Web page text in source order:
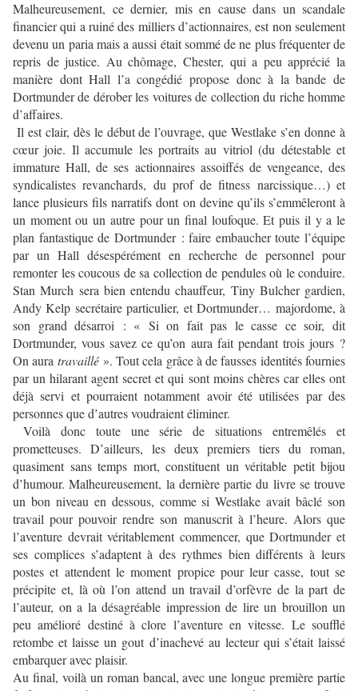
Malheureusement, ce dernier, mis en cause dans un scandale
financier qui a ruiné des milliers d’actionnaires, est non seulement
devenu un paria mais a aussi était sommé de ne plus fréquenter de
repris de justice. Au chômage, Chester, qui a peu apprécié la
manière dont Hall l’a congédié propose donc à la bande de
Dortmunder de dérober les voitures de collection du riche homme
d’affaires.
Il est clair, dès le début de l’ouvrage, que Westlake s’en donne à
cœur joie. Il accumule les portraits au vitriol (du détestable et
immature Hall, de ses actionnaires assoiffés de vengeance, des
syndicalistes revanchards, du prof de fitness narcissique…) et
lance plusieurs fils narratifs dont on devine qu’ils s’emmêleront à
un moment ou un autre pour un final loufoque. Et puis il y a le
plan fantastique de Dortmunder : faire embaucher toute l’équipe
par un Hall désespérément en recherche de personnel pour
remonter les coucous de sa collection de pendules où le conduire.
Stan Murch sera bien entendu chauffeur, Tiny Bulcher gardien,
Andy Kelp secrétaire particulier, et Dortmunder… majordome, à
son grand désarroi : « Si on fait pas le casse ce soir, dit
Dortmunder, vous savez ce qu’on aura fait pendant trois jours ?
On aura travaillé». Tout cela grâce à de fausses identités fournies
par un hilarant agent secret et qui sont moins chères car elles ont
déjà servi et pourraient notamment avoir été utilisées par des
personnes que d’autres voudraient éliminer.
Voilà donc toute une série de situations entremêlés et
prometteuses. D’ailleurs, les deux premiers tiers du roman,
quasiment sans temps mort, constituent un véritable petit bijou
d’humour. Malheureusement, la dernière partie du livre se trouve
un bon niveau en dessous, comme si Westlake avait bâclé son
travail pour pouvoir rendre son manuscrit à l’heure. Alors que
l’aventure devrait véritablement commencer, que Dortmunder et
ses complices s’adaptent à des rythmes bien différents à leurs
postes et attendent le moment propice pour leur casse, tout se
précipite et, là où l’on attend un travail d’orfèvre de la part de
l’auteur, on a la désagréable impression de lire un brouillon un
peu amélioré destiné à clore l’aventure en vitesse. Le soufflé
retombe et laisse un gout d’inachevé au lecteur qui s’était laissé
embarquer avec plaisir.
Au final, voilà un roman bancal, avec une longue première partie